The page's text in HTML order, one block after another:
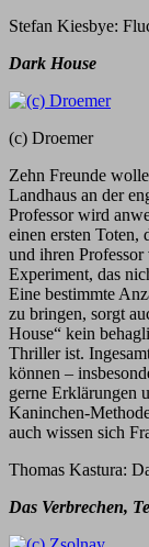
Stefan Kiesbye:
Dark House
(c) Droemer
Zehn Freunde
Landhaus an der
Professor wird
einen ersten Toten,
und ihren
Experiment, das
Eine bestimmte
zu bringen, sorgt
House“ kein
Thriller ist.
können –
gerne Erklärungen
Kaninchen-
auch wissen sich
Thomas Kastura:
Das Verbrechen,